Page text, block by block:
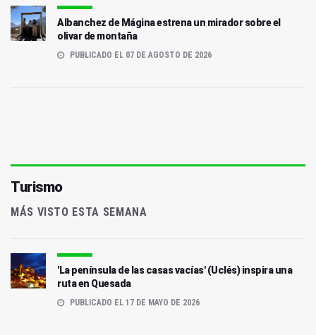
Albanchez de Mágina estrena un mirador sobre el
olivar de montaña
PUBLICADO EL 07 DE AGOSTO DE 2026
Turismo
MÁS VISTO ESTA SEMANA
'La península de las casas vacías' (Uclés) inspira una
ruta en Quesada
PUBLICADO EL 17 DE MAYO DE 2026